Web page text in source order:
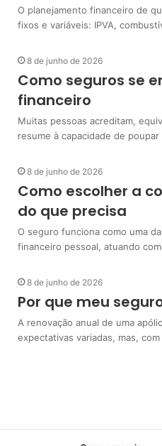
O planejamento financeiro de
fixos e variáveis: IPVA,
8 de junho de 2026
Como seguros se
financeiro
Muitas pessoas acreditam,
resume à capacidade de
8 de junho de 2026
Como escolher a
do que precisa
O seguro funciona como uma
financeiro pessoal, atuando
8 de junho de 2026
Por que meu
A renovação anual de uma
expectativas variadas, mas,